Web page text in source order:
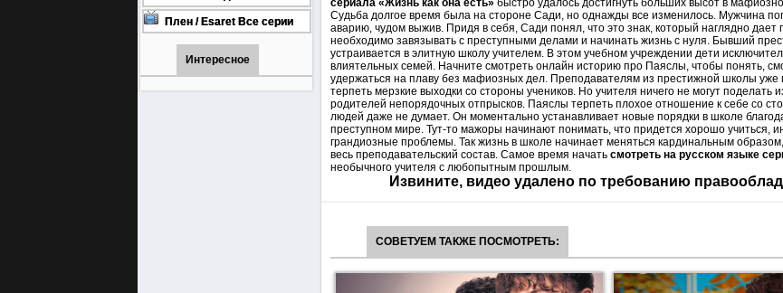
онлайн бесплатно
1001 (Турецкий сериал Все
серии) 1-90 серия
Плен / Esaret Все серии
турецкий сериал смотреть
онлайн на русском языке
Интересное
сериала «Жизнь как она есть» быстро удалось достигнуть больших высот в
Судьба долгое время была на стороне Сади, но однажды все изменилось. Мужчина
аварию, чудом выжив. Придя в себя, Сади понял, что это знак, который наглядно дает
необходимо завязывать с преступными делами и начинать жизнь с нуля. Бывший
устраивается в элитную школу учителем. В этом учебном учреждении дети
влиятельных семей. Начните смотреть онлайн историю про Паяслы, чтобы понять,
удержаться на плаву без мафиозных дел. Преподавателям из престижной школы уже
терпеть мерзкие выходки со стороны учеников. Но учителя ничего не могут поделать
родителей непорядочных отпрысков. Паяслы терпеть плохое отношение к себе со
людей даже не думает. Он моментально устанавливает новые порядки в школе
преступном мире. Тут-то мажоры начинают понимать, что придется хорошо учиться,
грандиозные проблемы. Так жизнь в школе начинает меняться кардинальным
весь преподавательский состав. Самое время начать смотреть на русском языке
необычного учителя с любопытным прошлым.
Извините, видео удалено по требованию
СОВЕТУЕМ ТАКЖЕ ПОСМОТРЕТЬ: